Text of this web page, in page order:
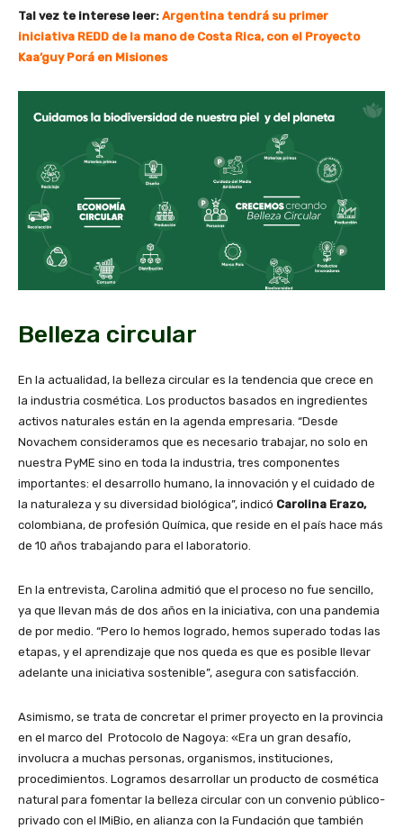
Tal vez te interese leer: Argentina tendrá su primer
iniciativa REDD de la mano de Costa Rica, con el Proyecto
Kaa’guy Porá en Misiones
Belleza circular
En la actualidad, la belleza circular es la tendencia que crece en
la industria cosmética. Los productos basados en ingredientes
activos naturales están en la agenda empresaria. “Desde
Novachem consideramos que es necesario trabajar, no solo en
nuestra PyME sino en toda la industria, tres componentes
importantes: el desarrollo humano, la innovación y el cuidado de
la naturaleza y su diversidad biológica”, indicó Carolina Erazo,
colombiana, de profesión Química, que reside en el país hace más
de 10 años trabajando para el laboratorio.
En la entrevista, Carolina admitió que el proceso no fue sencillo,
ya que llevan más de dos años en la iniciativa, con una pandemia
de por medio. “Pero lo hemos logrado, hemos superado todas las
etapas, y el aprendizaje que nos queda es que es posible llevar
adelante una iniciativa sostenible”, asegura con satisfacción.
Asimismo, se trata de concretar el primer proyecto en la provincia
en el marco del Protocolo de Nagoya: «Era un gran desafío,
involucra a muchas personas, organismos, instituciones,
procedimientos. Logramos desarrollar un producto de cosmética
natural para fomentar la belleza circular con un convenio público-
privado con el IMiBio, en alianza con la Fundación que también